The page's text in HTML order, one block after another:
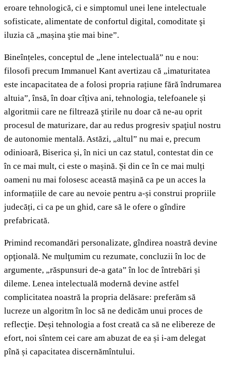
eroare tehnologică, ci e simptomul unei lene intelectuale
sofisticate, alimentate de confortul digital, comoditate şi
iluzia că „mașina ştie mai bine”.
Bineînțeles, conceptul de „lene intelectuală” nu e nou:
filosofi precum Immanuel Kant avertizau că „imaturitatea
este incapacitatea de a folosi propria rațiune fără îndrumarea
altuia”, însă, în doar cîțiva ani, tehnologia, telefoanele și
algoritmii care ne filtrează ştirile nu doar că ne-au oprit
procesul de maturizare, dar au redus progresiv spaţiul nostru
de autonomie mentală. Astăzi, „altul” nu mai e, precum
odinioară, Biserica și, în nici un caz statul, contestat din ce
în ce mai mult, ci este o mașină. Și din ce în ce mai mulți
oameni nu mai folosesc această mașină ca pe un acces la
informațiile de care au nevoie pentru a-și construi propriile
judecăți, ci ca pe un ghid, care să le ofere o gîndire
prefabricată.
Primind recomandări personalizate, gîndirea noastră devine
opţională. Ne mulţumim cu rezumate, concluzii în loc de
argumente, „răspunsuri de-a gata” în loc de întrebări și
dileme. Lenea intelectuală modernă devine astfel
complicitatea noastră la propria delăsare: preferăm să
lucreze un algoritm în loc să ne dedicăm unui proces de
reflecţie. Deși tehnologia a fost creată ca să ne elibereze de
efort, noi sîntem cei care am abuzat de ea și i-am delegat
pînă și capacitatea discernămîntului.